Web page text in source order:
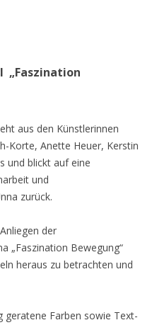
„Faszination
aus den Künstlerinnen
Korte, Anette Heuer, Kerstin
und blickt auf eine
und
zurück.
der
„Faszination Bewegung“
heraus zu betrachten und
geratene Farben sowie Text-